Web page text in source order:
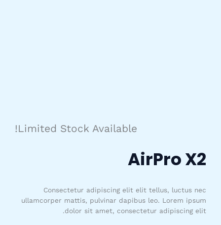
Limited Stock Available!
AirPro X2
Consectetur adipiscing elit elit tellus, luctus nec
ullamcorper mattis, pulvinar dapibus leo.​ Lorem ipsum
dolor sit amet, consectetur adipiscing elit.